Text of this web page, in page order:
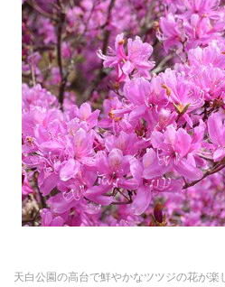
天白公園の高台で鮮やかなツツジの花が楽